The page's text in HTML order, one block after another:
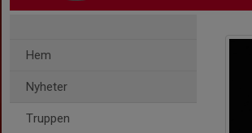
Hem
Nyheter
Truppen